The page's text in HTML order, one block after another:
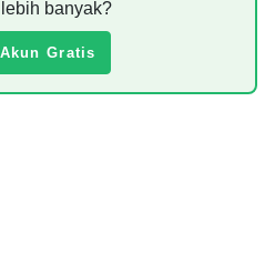
banyak?
Gratis